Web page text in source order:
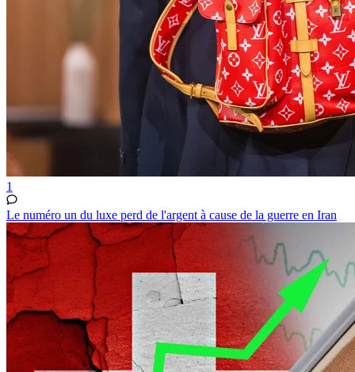
1
Le numéro un du luxe perd de l'argent à cause de la guerre en Iran